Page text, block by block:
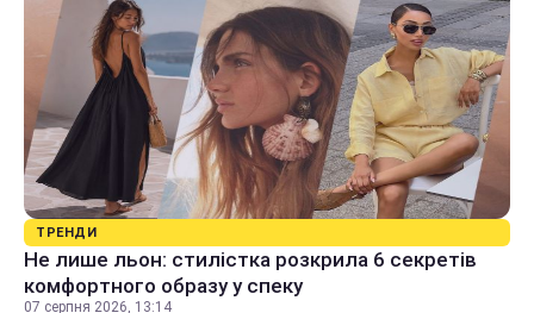
ТРЕНДИ
Не лише льон: стилістка розкрила 6 секретів
комфортного образу у спеку
07 серпня 2026, 13:14